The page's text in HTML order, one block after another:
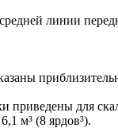
линии
приведены для
м³ (8 ярдов³).